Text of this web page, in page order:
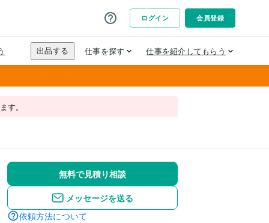
す。
無料で見積り相談
メッセージを送る
依頼方法について